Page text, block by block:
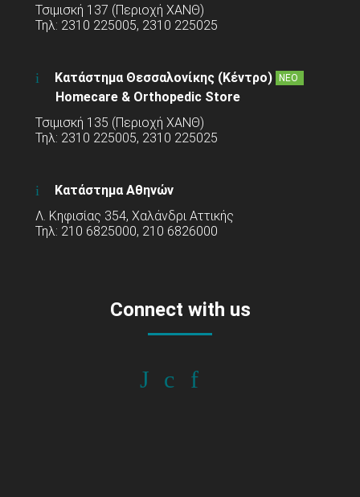
Τσιμισκή 137 (Περιοχή ΧΑΝΘ)
Τηλ: 2310 225005, 2310 225025
Κατάστημα Θεσσαλονίκης (Κέντρο) ΝΕΟ
Homecare & Orthopedic Store
Τσιμισκή 135 (Περιοχή ΧΑΝΘ)
Τηλ: 2310 225005, 2310 225025
Κατάστημα Αθηνών
Λ. Κηφισίας 354, Χαλάνδρι Αττικής
Τηλ: 210 6825000, 210 6826000
Connect with us